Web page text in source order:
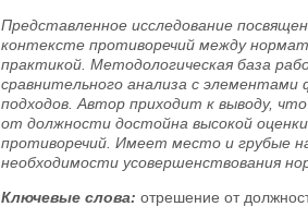
Представленное исследование
контексте противоречий между
практикой. Методологическая база
сравнительного анализа с элементами
подходов. Автор приходит к выводу,
от должности достойна высокой
противоречий. Имеет место и грубые
необходимости усовершенствования
Ключевые слова: отрешение от